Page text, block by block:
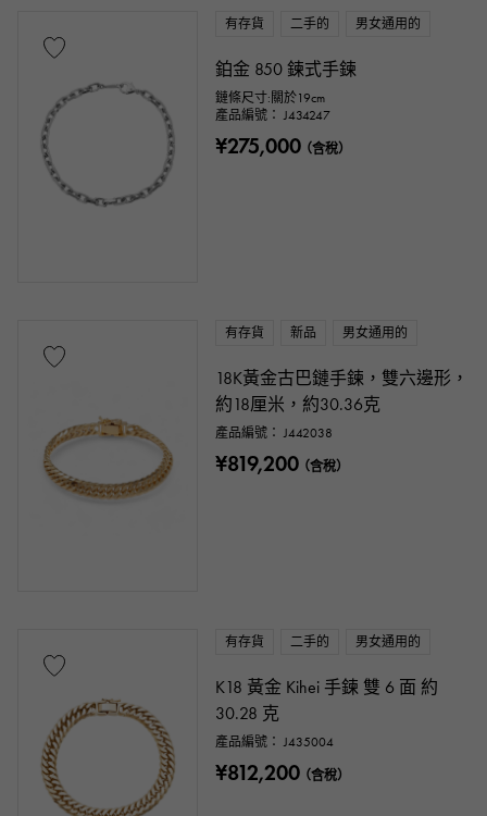
有存貨 二手的 男女通用的
鉑金 850 鍊式手鍊
鏈條尺寸:關於19cm
產品編號： J434247
¥275,000（含稅）
有存貨 新品 男女通用的
18K黃金古巴鏈手鍊，雙六邊形，
約18厘米，約30.36克
產品編號： J442038
¥819,200（含稅）
有存貨 二手的 男女通用的
K18 黃金 Kihei 手鍊 雙 6 面 約
30.28 克
產品編號： J435004
¥812,200（含稅）